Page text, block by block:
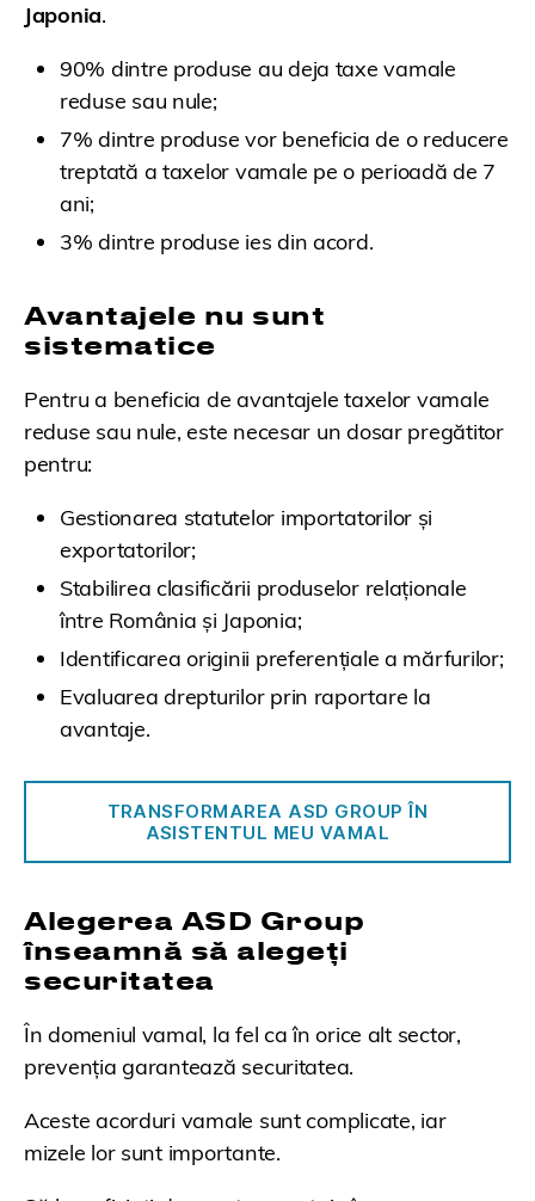
Japonia.
90% dintre produse au deja taxe vamale
reduse sau nule;
7% dintre produse vor beneficia de o reducere
treptată a taxelor vamale pe o perioadă de 7
ani;
3% dintre produse ies din acord.
Avantajele nu sunt
sistematice
Pentru a beneficia de avantajele taxelor vamale
reduse sau nule, este necesar un dosar pregătitor
pentru:
Gestionarea statutelor importatorilor și
exportatorilor;
Stabilirea clasificării produselor relaționale
între România și Japonia;
Identificarea originii preferențiale a mărfurilor;
Evaluarea drepturilor prin raportare la
avantaje.
TRANSFORMAREA ASD GROUP ÎN
ASISTENTUL MEU VAMAL
Alegerea ASD Group
înseamnă să alegeți
securitatea
În domeniul vamal, la fel ca în orice alt sector,
prevenția garantează securitatea.
Aceste acorduri vamale sunt complicate, iar
mizele lor sunt importante.